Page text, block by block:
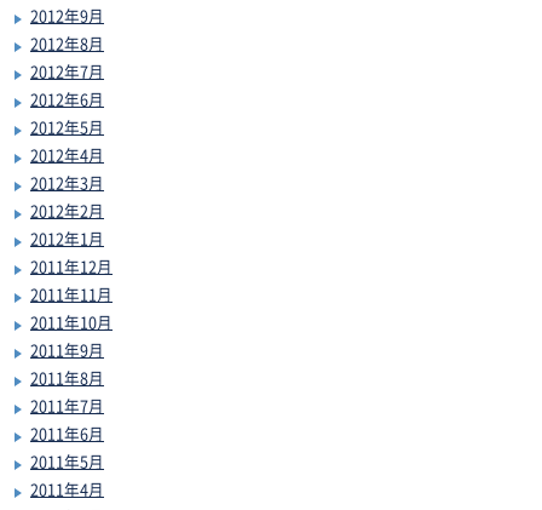
2012年9月
2012年8月
2012年7月
2012年6月
2012年5月
2012年4月
2012年3月
2012年2月
2012年1月
2011年12月
2011年11月
2011年10月
2011年9月
2011年8月
2011年7月
2011年6月
2011年5月
2011年4月